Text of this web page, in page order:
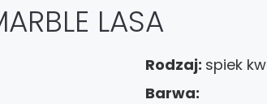
LASA
Rodzaj: spiek
Barwa: